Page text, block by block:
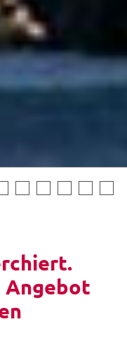
Angebot